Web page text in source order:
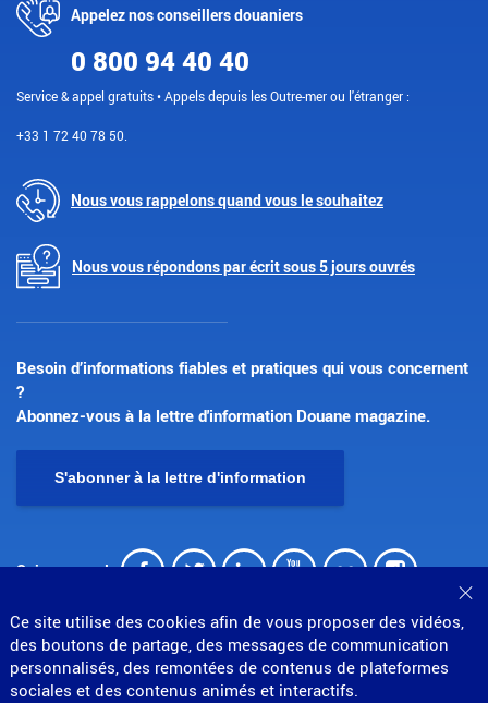
Ce site utilise des cookies afin de vous proposer des vidéos,
des boutons de partage, des messages de communication
personnalisés, des remontées de contenus de plateformes
sociales et des contenus animés et interactifs.
Appelez nos conseillers douaniers
0 800 94 40 40
Service & appel gratuits • Appels depuis les Outre-mer ou l'étranger :
+33 1 72 40 78 50.
Nous vous rappelons quand vous le souhaitez
Nous vous répondons par écrit sous 5 jours ouvrés
Besoin d’informations fiables et pratiques qui vous concernent
?
Abonnez-vous à la lettre d'information Douane magazine.
S'abonner à la lettre d'information
Suivez-nous ! Facebook
Twitter
LinkedIn
Youtube
Flickr